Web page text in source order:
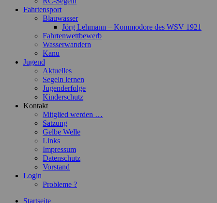
Fahrtensport
Blauwasser
Jörg Lehmann – Kommodore des WSV 1921
Fahrtenwettbewerb
Wasserwandern
Kanu
Jugend
Aktuelles
Segeln lernen
Jugenderfolge
Kinderschutz
Kontakt
Mitglied werden …
Satzung
Gelbe Welle
Links
Impressum
Datenschutz
Vorstand
Login
Probleme ?
Startseite